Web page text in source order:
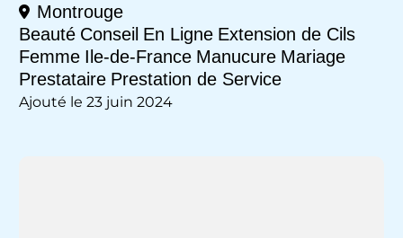
Montrouge
Beauté Conseil En Ligne Extension de Cils
Femme Ile-de-France Manucure Mariage
Prestataire Prestation de Service
Ajouté le 23 juin 2024